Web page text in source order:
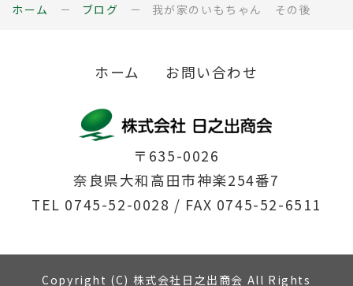
ホーム ブログ 我が家のいもちゃん その後
ホーム お問い合わせ
〒635-0026
奈良県大和高田市神楽254番7
TEL 0745-52-0028 / FAX 0745-52-6511
Copyright (C) 株式会社日之出商会 All Rights